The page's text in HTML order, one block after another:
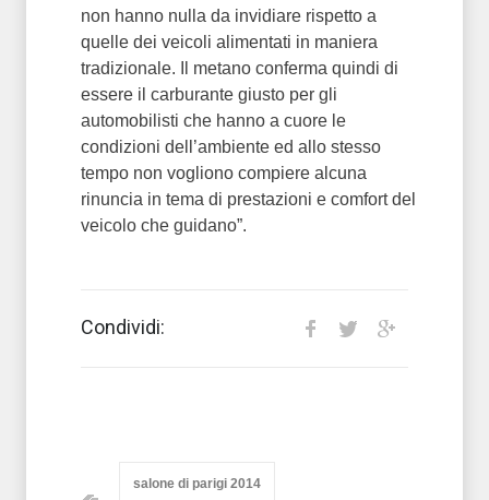
non hanno nulla da invidiare rispetto a
quelle dei veicoli alimentati in maniera
tradizionale. Il metano conferma quindi di
essere il carburante giusto per gli
automobilisti che hanno a cuore le
condizioni dell’ambiente ed allo stesso
tempo non vogliono compiere alcuna
rinuncia in tema di prestazioni e comfort del
veicolo che guidano”.
Condividi:
salone di parigi 2014